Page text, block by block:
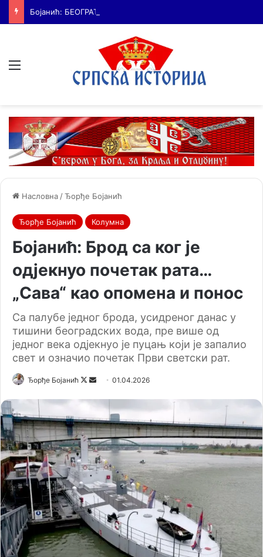
Насловна /Ђорђе Бојанић
Ђорђе Бојанић Колумна
Бојанић: Брод са ког је
одјекнуо почетак рата…
„Сава“ као опомена и понос
Са палубе једног брода, усидреног данас у
тишини београдских вода, пре више од
једног века одјекнуо је пуцањ који је запалио
свет и означио почетак Први светски рат.
Ђорђе Бојанић
F
l
o
w
o
n
X
d
a
n
e
a
i
l
01.04.2026